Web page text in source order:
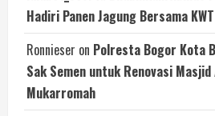
Hadiri Panen Jagung Bersama
Ronnieser on Polresta Bogor Kota
Sak Semen untuk Renovasi Masjid
Mukarromah